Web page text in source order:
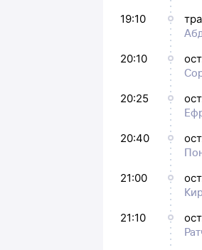
19:10
20:10
20:25
20:40
21:00
21:10